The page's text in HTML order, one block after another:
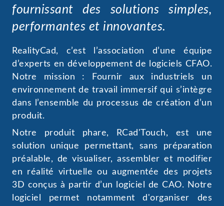
fournissant des solutions simples,
performantes et innovantes.
RealityCad, c’est l’association d’une équipe
d’experts en développement de logiciels CFAO.
Notre mission : Fournir aux industriels un
environnement de travail immersif qui s’intègre
dans l’ensemble du processus de création d’un
produit.
Notre produit phare, RCad'Touch, est une
solution unique permettant, sans préparation
préalable, de visualiser, assembler et modifier
en réalité virtuelle ou augmentée des projets
3D conçus à partir d’un logiciel de CAO. Notre
logiciel permet notamment d'organiser des